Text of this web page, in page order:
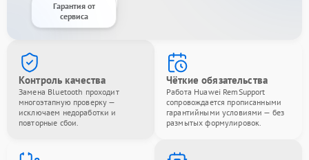
Гарантия от
сервиса
Контроль качества
Замена Bluetooth проходит
многоэтапную проверку —
исключаем недоработки и
повторные сбои.
Чёткие обязательства
Работа Huawei RemSupport
сопровождается прописанными
гарантийными условиями — без
размытых формулировок.